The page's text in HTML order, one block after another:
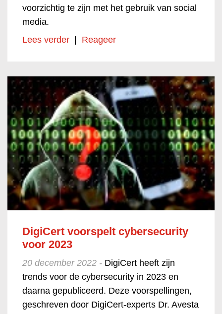
voorzichtig te zijn met het gebruik van social
media.
Lees verder
Reageer
DigiCert voorspelt cybersecurity
voor 2023
20 december 2022 - DigiCert heeft zijn
trends voor de cybersecurity in 2023 en
daarna gepubliceerd. Deze voorspellingen,
geschreven door DigiCert-experts Dr. Avesta